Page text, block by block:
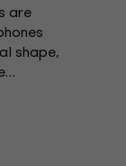
are
shape,